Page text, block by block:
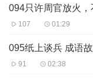
094只许周官放火
107 01:29
095纸上谈兵 成语
91 02:38